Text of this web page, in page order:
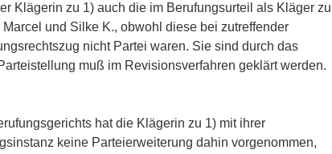
Klägerin zu 1) auch die im Berufungsurteil als Kläger zu
und Silke K., obwohl diese bei zutreffender
nicht Partei waren. Sie sind durch das
muß im Revisionsverfahren geklärt werden.
hat die Klägerin zu 1) mit ihrer
keine Parteierweiterung dahin vorgenommen,